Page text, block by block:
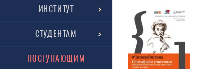
ИНСТИТУТ
СТУДЕНТАМ
ПОСТУПАЮЩИМ